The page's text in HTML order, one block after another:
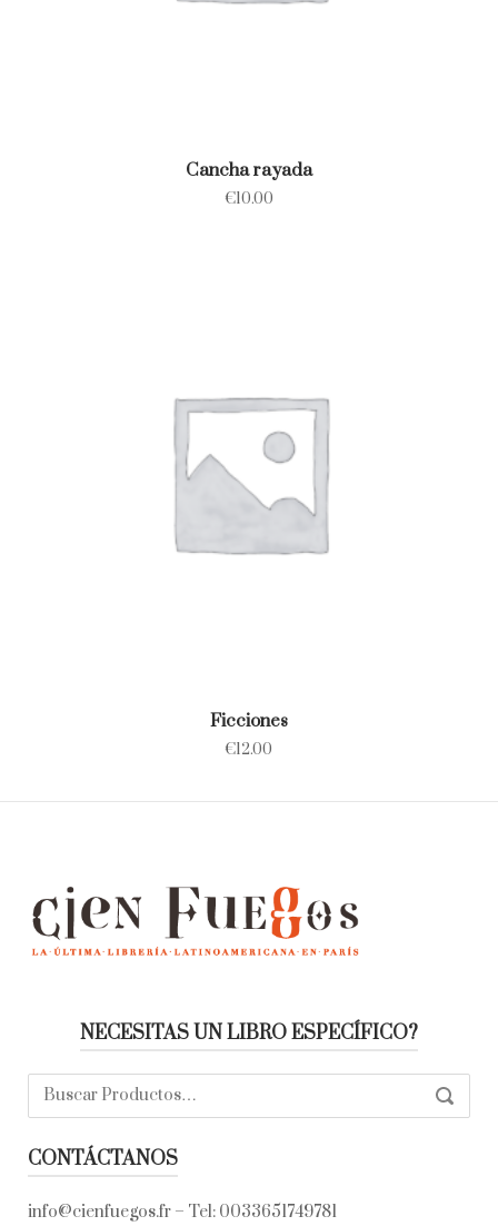
Cancha rayada
€10.00
Ficciones
€12.00
NECESITAS UN LIBRO ESPECÍFICO?
Buscar:
CONTÁCTANOS
info@cienfuegos.fr – Tel: 0033651749781